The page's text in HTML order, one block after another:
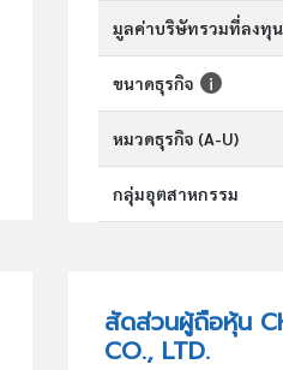
มูลค่าบริษัทรวมที่ลงทุ
ขนาดธุรกิจ
หมวดธุรกิจ (A-U)
กลุ่มอุตสาหกรรม
วัตถุประสงค์
สัดส่วนผู้ถือหุ้น
CO., LTD.